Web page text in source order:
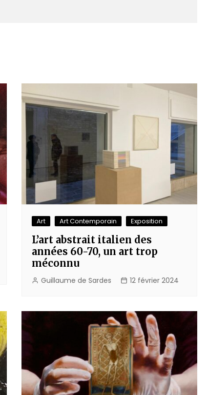
Art Art Contemporain Exposition
L’art abstrait italien des
années 60-70, un art trop
méconnu
Guillaume de Sardes 12 février 2024